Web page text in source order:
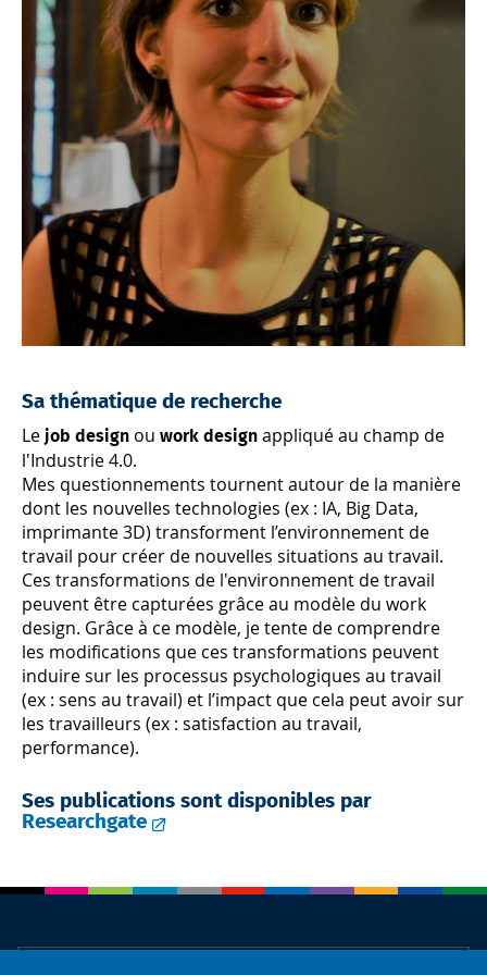
Sa thématique de recherche
Le job design ou work design appliqué au champ de
l'Industrie 4.0.
Mes questionnements tournent autour de la manière
dont les nouvelles technologies (ex : IA, Big Data,
imprimante 3D) transforment l’environnement de
travail pour créer de nouvelles situations au travail.
Ces transformations de l'environnement de travail
peuvent être capturées grâce au modèle du work
design. Grâce à ce modèle, je tente de comprendre
les modifications que ces transformations peuvent
induire sur les processus psychologiques au travail
(ex : sens au travail) et l’impact que cela peut avoir sur
les travailleurs (ex : satisfaction au travail,
performance).
Ses publications sont disponibles par
Researchgate